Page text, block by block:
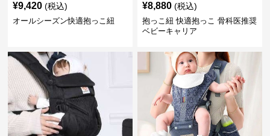
¥9,420 (税込)
オールシーズン快適抱っこ紐
¥8,880 (税込)
抱っこ紐 快適抱っこ 骨科医推奨
ベビーキャリア